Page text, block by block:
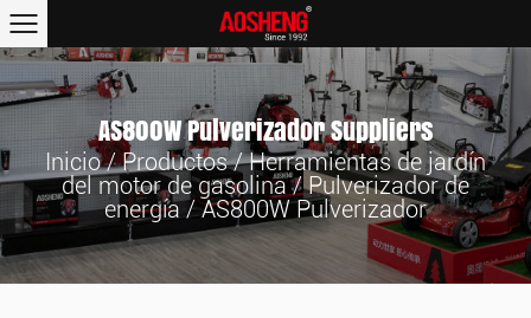
AS800W Pulverizador Suppliers
Inicio/Productos/Herramientas de jardín
del motor de gasolina/Pulverizador de
energía/AS800W Pulverizador